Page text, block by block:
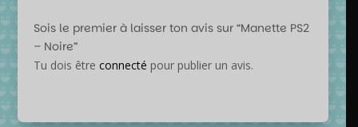
Sois le premier à laisser ton avis sur “Manette PS2
– Noire”
Tu dois être connecté pour publier un avis.